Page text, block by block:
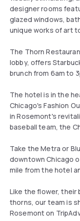
designer rooms
glazed windows,
unique works of art
The Thorn
lobby, offers
brunch from 6am to
The hotel is in the
Chicago's Fashion
in Rosemont's
baseball team, the
Take the Metra or
downtown Chicago
mile from the hotel
Like the flower, their
thorns, our team is
Rosemont on